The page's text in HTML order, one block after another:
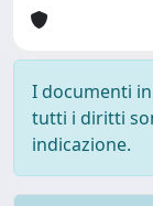
I documenti
tutti i diritti
indicazione.